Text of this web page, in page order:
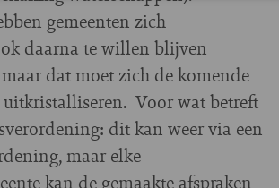
gemeenten zich
daarna te willen blijven
dat moet zich de komende
Voor wat betreft
dit kan weer via een
maar elke
kan de gemaakte afspraken